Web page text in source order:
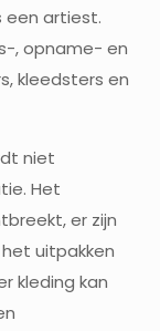
een artiest.
, opname- en
kleedsters en
niet
Het
er zijn
uitpakken
kleding kan